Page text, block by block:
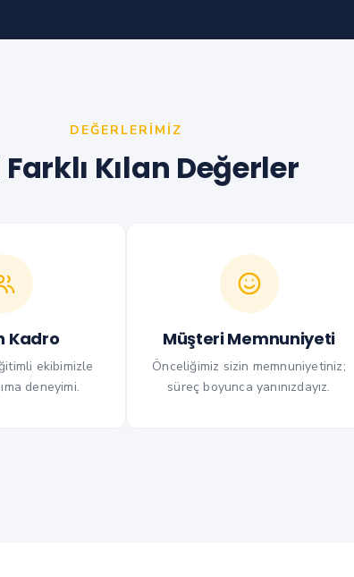
DEĞERLERIMIZ
Farklı Kılan Değerler
Kadro
ekibimizle
deneyimi.
Müşteri Memnuniyeti
Önceliğimiz sizin memnuniyetiniz;
süreç boyunca yanınızdayız.